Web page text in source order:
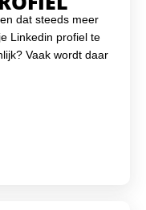
dat steeds meer
Linkedin profiel te
Vaak wordt daar